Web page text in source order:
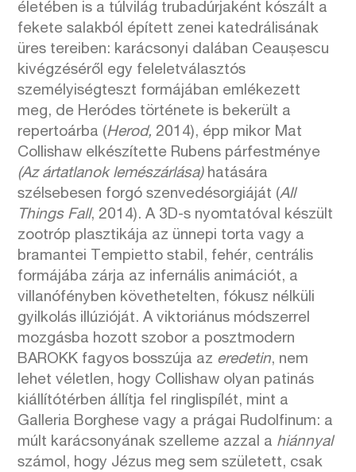
életében is a túlvilág trubadúrjaként kószált a
fekete salakból épített zenei katedrálisának
üres tereiben: karácsonyi dalában Ceaușescu
kivégzéséről egy feleletválasztós
személyiségteszt formájában emlékezett
meg, de Heródes története is bekerült a
repertoárba (Herod, 2014), épp mikor Mat
Collishaw elkészítette Rubens párfestménye
(Az ártatlanok lemészárlása)hatására
szélsebesen forgó szenvedésorgiáját (All
Things Fall, 2014). A 3D-s nyomtatóval készült
zootróp plasztikája az ünnepi torta vagy a
bramantei Tempietto stabil, fehér, centrális
formájába zárja az infernális animációt, a
villanófényben követhetelten, fókusz nélküli
gyilkolás illúzióját. A viktoriánus módszerrel
mozgásba hozott szobor a posztmodern
BAROKK fagyos bosszúja az eredetin, nem
lehet véletlen, hogy Collishaw olyan patinás
kiállítótérben állítja fel ringlispílét, mint a
Galleria Borghese vagy a prágai Rudolfinum: a
múlt karácsonyának szelleme azzal a hiánnyal
számol, hogy Jézus meg sem született, csak